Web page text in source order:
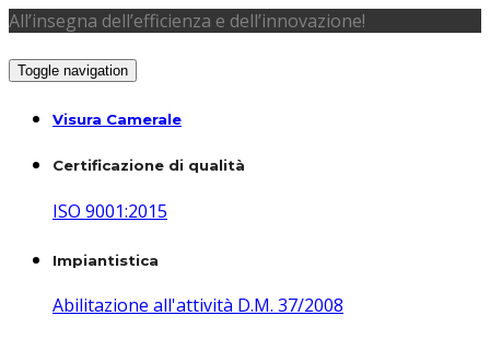
All’insegna dell’efficienza e dell’innovazione!
Toggle navigation
Visura Camerale
Certificazione di qualità
ISO 9001:2015
Impiantistica
Abilitazione all'attività D.M. 37/2008